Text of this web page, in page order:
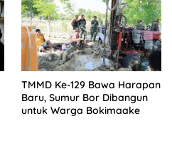
TMMD Ke-129 Bawa Harapan
Baru, Sumur Bor Dibangun
untuk Warga Bokimaake